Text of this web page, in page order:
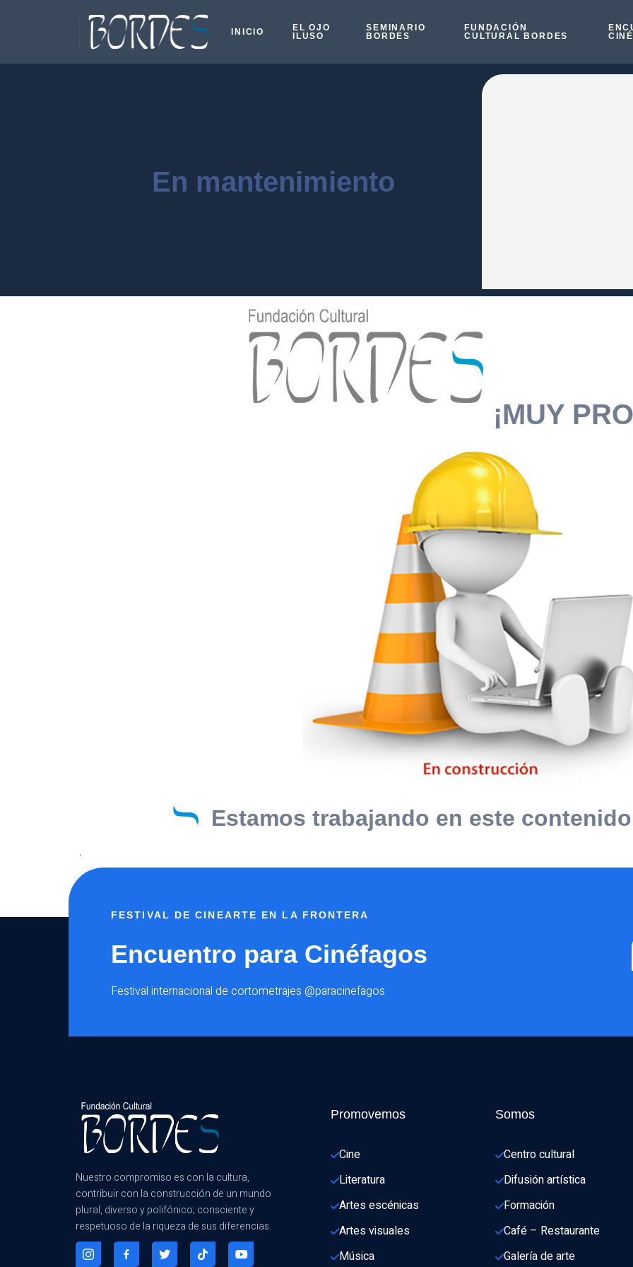
INICIO
EL OJO
ILUSO
SEMINARIO
BORDES
FUNDACIÓN
CULTURAL BORDES
En mantenimiento
¡MUY
Estamos trabajando en este
.
FESTIVAL DE CINEARTE EN LA FRONTERA
Encuentro para Cinéfagos
Festival internacional de cortometrajes @paracinefagos
Nuestro compromiso es con la cultura,
contribuir con la construcción de un mundo
plural, diverso y polifónico; consciente y
respetuoso de la riqueza de sus diferencias.
Promovemos
Cine
Literatura
Artes escénicas
Artes visuales
Música
Somos
Centro cultural
Difusión artística
Formación
Café – Restaurante
Galería de arte